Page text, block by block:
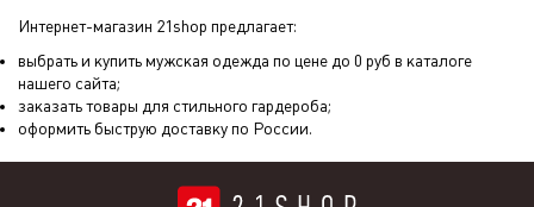
Интернет-магазин 21shop предлагает:
выбрать и купить мужская одежда по цене до 0 руб в каталоге
нашего сайта;
заказать товары для стильного гардероба;
оформить быструю доставку по России.